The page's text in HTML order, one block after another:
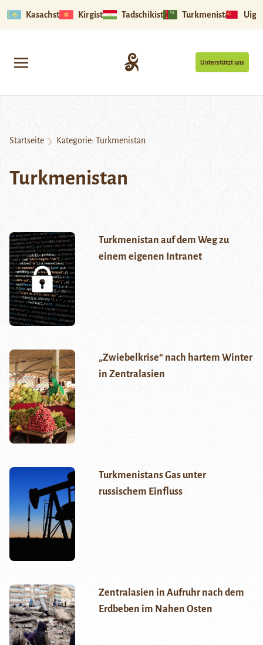
Kasachstan Kirgistan Tadschikistan Turkmenistan
Unterstützt uns
Startseite Kategorie: Turkmenistan
Turkmenistan
Turkmenistan auf dem Weg zu
einem eigenen Intranet
„Zwiebelkrise“ nach hartem Winter
in Zentralasien
Turkmenistans Gas unter
russischem Einfluss
Zentralasien in Aufruhr nach dem
Erdbeben im Nahen Osten